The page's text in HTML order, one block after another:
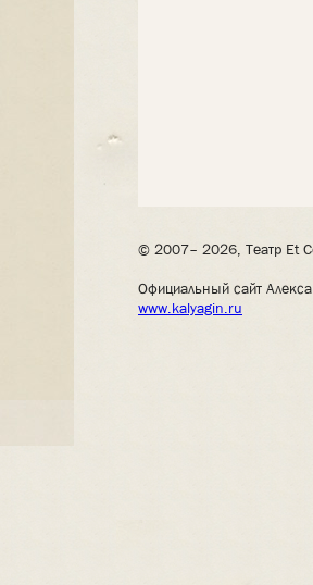
© 2007– 2026, Театр Et
Официальный сайт
www.kalyagin.ru